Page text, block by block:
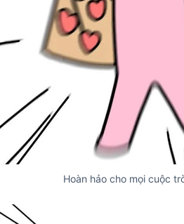
Hoàn hảo cho mọi cuộc